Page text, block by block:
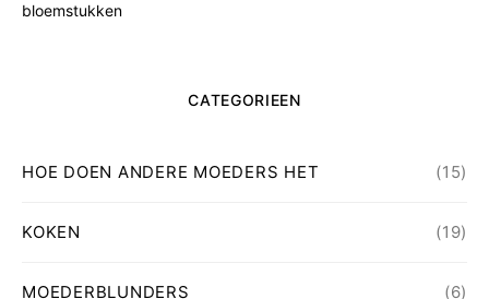
bloemstukken
CATEGORIEEN
HOE DOEN ANDERE MOEDERS HET (15)
KOKEN (19)
MOEDERBLUNDERS (6)